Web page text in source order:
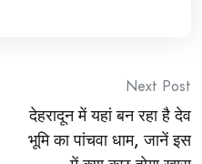
Next Post
देहरादून में यहां बन रहा है देव
भूमि का पांचवा धाम, जानें इस